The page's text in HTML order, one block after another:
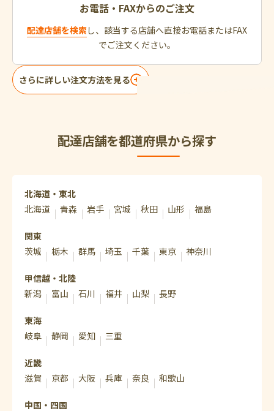
お電話・FAXからのご注文
配達店舗を検索し、該当する店舗へ直接お電話またはFAX
でご注文ください。
さらに詳しい注文方法を見る
配達店舗を都道府県から探す
北海道・東北
北海道
青森 岩手 宮城 秋田 山形 福島
関東
茨城
栃木 群馬 埼玉 千葉 東京 神奈川
甲信越・北陸
新潟
富山 石川 福井 山梨 長野
東海
岐阜
静岡 愛知 三重
近畿
滋賀
京都 大阪 兵庫 奈良 和歌山
中国・四国